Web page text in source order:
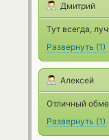
Дмитрий
Тут всегда,
Развернуть (1)
Алексей
Отличный
Развернуть (1)